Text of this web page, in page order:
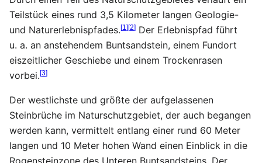
Teilstück eines rund 3,5 Kilometer langen Geologie-
und Naturerlebnispfades.[1 ][2] Der Erlebnispfad führt
u. a. an anstehendem Buntsandstein, einem Fundort
eiszeitlicher Geschiebe und einem Trockenrasen
vorbei.[3]
Der westlichste und größte der aufgelassenen
Steinbrüche im Naturschutzgebiet, der auch begangen
werden kann, vermittelt entlang einer rund 60 Meter
langen und 10 Meter hohen Wand einen Einblick in die
Rogensteinzone des Unteren Buntsandsteins. Der